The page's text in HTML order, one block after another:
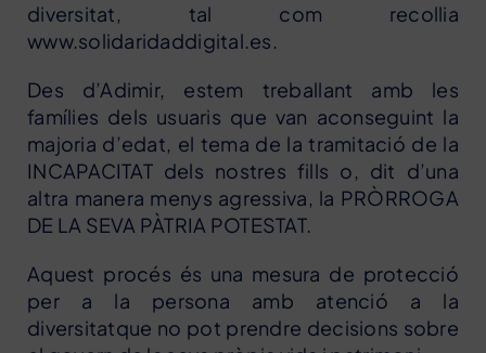
diversitat, tal com recollia
www.solidaridaddigital.es.
Des d’Adimir, estem treballant amb les
famílies dels usuaris que van aconseguint la
majoria d’edat, el tema de la tramitació de la
INCAPACITAT dels nostres fills o, dit d’una
altra manera menys agressiva, la PRÒRROGA
DE LA SEVA PÀTRIA POTESTAT.
Aquest procés és una mesura de protecció
per a la persona amb atenció a la
diversitatque no pot prendre decisions sobre